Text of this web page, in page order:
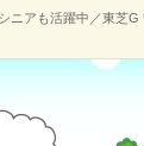
ニアも活躍中／東芝